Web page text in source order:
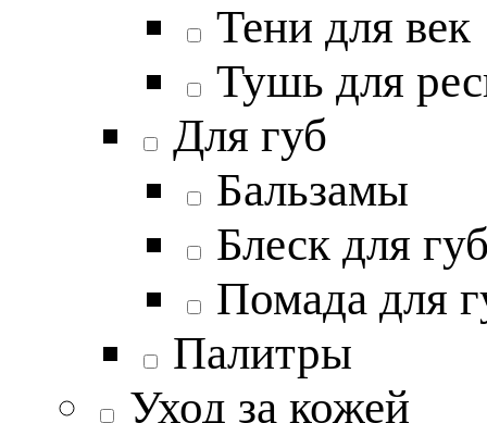
Тени для век
Тушь для
Для губ
Бальзамы
Блеск для
Помада для
Палитры
Уход за кожей